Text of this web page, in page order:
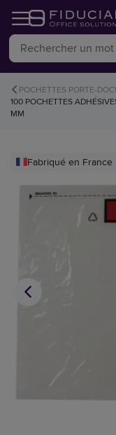
POCHETTES PORTE-
100 POCHETTES
MM
Fabriqué en France